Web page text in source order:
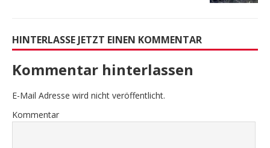
HINTERLASSE JETZT EINEN KOMMENTAR
Kommentar hinterlassen
E-Mail Adresse wird nicht veröffentlicht.
Kommentar